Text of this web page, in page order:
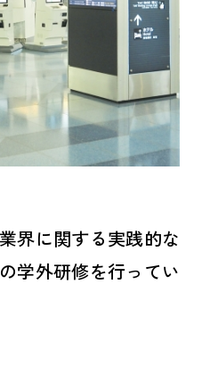
界に関する実践的な
学外研修を行ってい